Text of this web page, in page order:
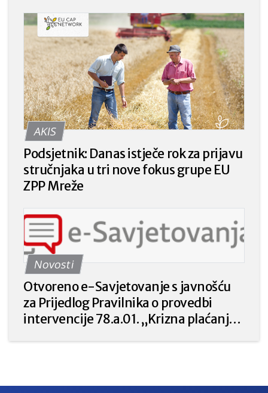
kolovoza
AKIS
Podsjetnik: Danas istječe rok za prijavu
stručnjaka u tri nove fokus grupe EU
ZPP Mreže
Novosti
Otvoreno e-Savjetovanje s javnošću
za Prijedlog Pravilnika o provedbi
intervencije 78.a.01. „Krizna plaćanja
Strateškog plana Zajedničke